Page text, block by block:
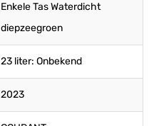
Enkele Tas Waterdicht
diepzeegroen
23 liter: Onbekend
2023